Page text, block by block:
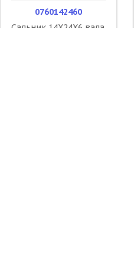
0760142460
Сальник 14X24X6 вала